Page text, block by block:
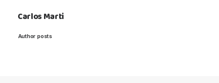
Carlos Marti
Author posts